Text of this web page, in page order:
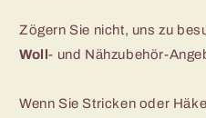
Zögern Sie nicht, uns zu
Woll- und Nähzubehör-
Wenn Sie Stricken oder